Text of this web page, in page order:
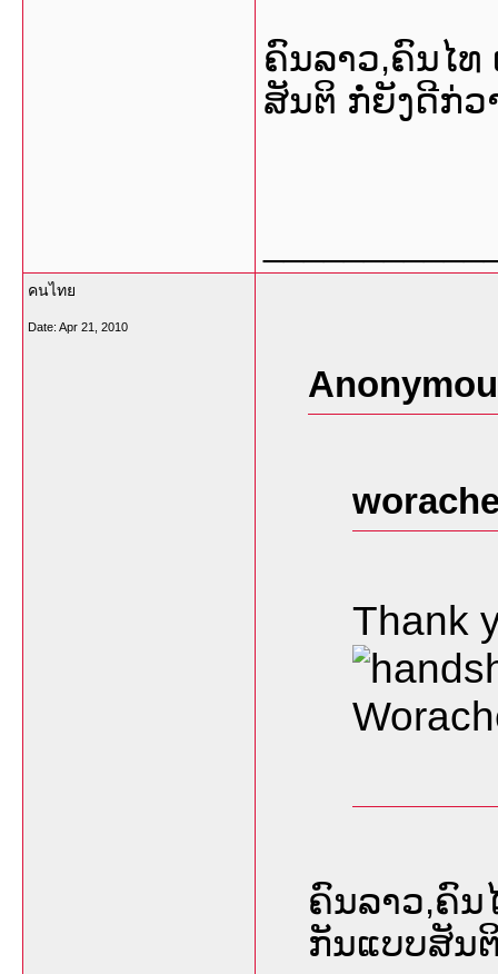
ຄົນລາວ,ຄົນໄທ
ສັນຕິ ກໍ່ຍັງດີກ່ວ
คนไทย
Date: Apr 21, 2010
Thank
ຄົນລາວ,ຄົນ
ກັນແບບສັນ